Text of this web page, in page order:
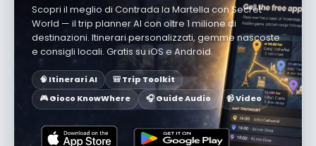
Scopri il meglio di Contrada la Martella con Secret
World — il trip planner AI con oltre 1 milione di
destinazioni. Itinerari personalizzati, gemme nascoste
e consigli locali. Gratis su iOS e Android.
🧠 Itinerari AI
🎒 Trip Toolkit
🎮 Gioco KnowWhere
🎧 Guide Audio 📹 Video